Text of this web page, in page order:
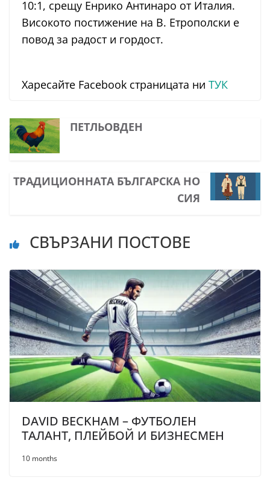
10:1, срещу Енрико Антинаро от Италия.
Високото постижение на В. Етрополски е
повод за радост и гордост.
Харесайте Facebook страницата ни ТУК
ПЕТЛЬОВДЕН
ТРАДИЦИОННАТА БЪЛГАРСКА НО
СИЯ
СВЪРЗАНИ ПОСТОВЕ
DAVID BECKHAM – ФУТБОЛЕН
ТАЛАНТ, ПЛЕЙБОЙ И БИЗНЕСМЕН
10 months